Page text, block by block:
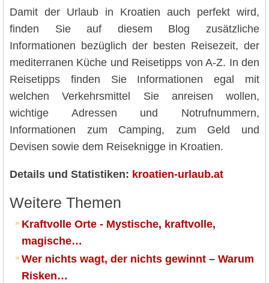
Damit der Urlaub in Kroatien auch perfekt wird,
finden Sie auf diesem Blog zusätzliche
Informationen bezüglich der besten Reisezeit, der
mediterranen Küche und Reisetipps von A-Z. In den
Reisetipps finden Sie Informationen egal mit
welchen Verkehrsmittel Sie anreisen wollen,
wichtige Adressen und Notrufnummern,
Informationen zum Camping, zum Geld und
Devisen sowie dem Reiseknigge in Kroatien.
Details und Statistiken: kroatien-urlaub.at
Weitere Themen
Kraftvolle Orte - Mystische, kraftvolle,
magische…
Wer nichts wagt, der nichts gewinnt – Warum
Risken…